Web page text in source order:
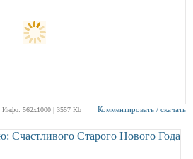
Инфо: 562х1000 | 3557 Kb Комментировать / скачать